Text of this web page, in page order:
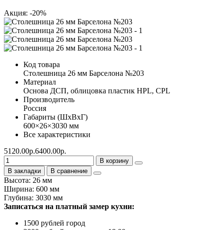
Акция: -20%
Код товара
Столешница 26 мм Барселона №203
Материал
Основа ДСП, облицовка пластик HPL, CPL
Производитель
Россия
Габариты (ШхВхГ)
600×26×3030 мм
Все характеристики
5120.00р.6400.00р.
В корзину
В закладки
В сравнение
Высота: 26 мм
Ширина: 600 мм
Глубина: 3030 мм
Записаться на платный замер кухни:
1500 рублей город